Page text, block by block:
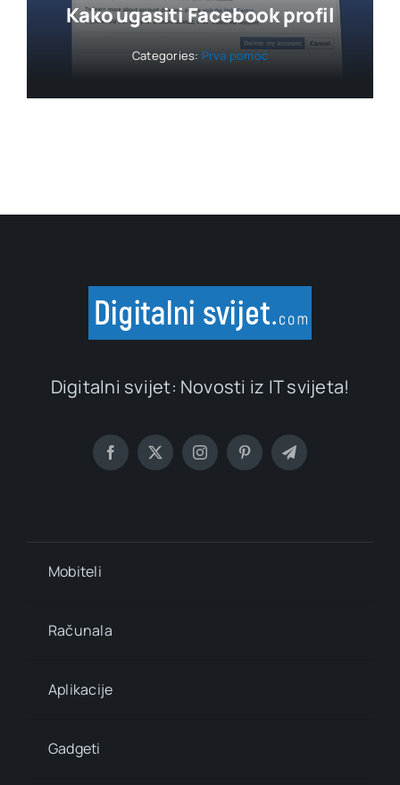
Kako ugasiti Facebook profil
Categories: Prva pomoć
Digitalni svijet: Novosti iz IT svijeta!
Mobiteli
Računala
Aplikacije
Gadgeti